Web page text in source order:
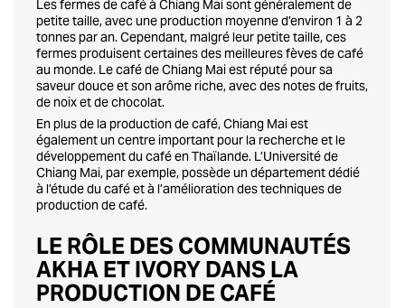
Les fermes de café à Chiang Mai sont généralement de
petite taille, avec une production moyenne d’environ 1 à 2
tonnes par an. Cependant, malgré leur petite taille, ces
fermes produisent certaines des meilleures fèves de café
au monde. Le café de Chiang Mai est réputé pour sa
saveur douce et son arôme riche, avec des notes de fruits,
de noix et de chocolat.
En plus de la production de café, Chiang Mai est
également un centre important pour la recherche et le
développement du café en Thaïlande. L’Université de
Chiang Mai, par exemple, possède un département dédié
à l’étude du café et à l’amélioration des techniques de
production de café.
LE RÔLE DES COMMUNAUTÉS
AKHA ET IVORY DANS LA
PRODUCTION DE CAFÉ